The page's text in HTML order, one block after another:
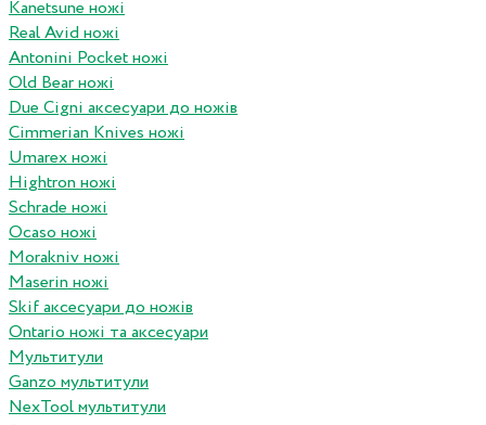
Kanetsune ножі
Real Avid ножі
Antonini Pocket ножі
Old Bear ножі
Due Cigni аксесуари до ножів
Cimmerian Knives ножі
Umarex ножі
Hightron ножі
Schrade ножі
Ocaso ножі
Morakniv ножі
Maserin ножі
Skif аксесуари до ножів
Ontario ножі та аксесуари
Мультитули
Ganzo мультитули
NexTool мультитули